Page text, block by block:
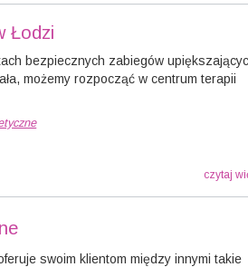
Łodzi
bezpiecznych zabiegów
możemy rozpocząć w centrum terapii
czytaj
swoim klientom między innymi takie